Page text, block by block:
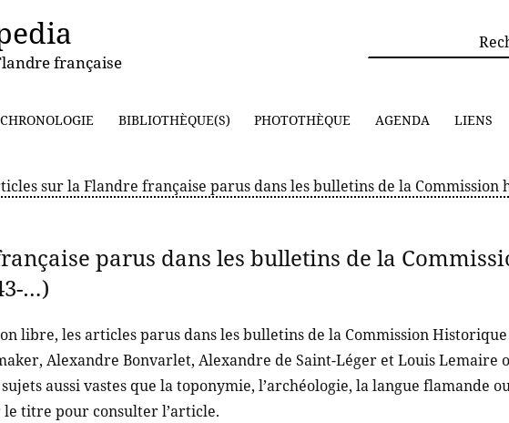
française
CHRONOLOGIE BIBLIOTHÈQUE(S) PHOTOTHÈQUE AGENDA LIENS
sur la Flandre française parus dans les bulletins de la Commission
parus dans les bulletins de la
…)
libre, les articles parus dans les bulletins de la Commission
Alexandre Bonvarlet, Alexandre de Saint-Léger et Louis Lemaire
aussi vastes que la toponymie, l’archéologie, la langue flamande
titre pour consulter l’article.